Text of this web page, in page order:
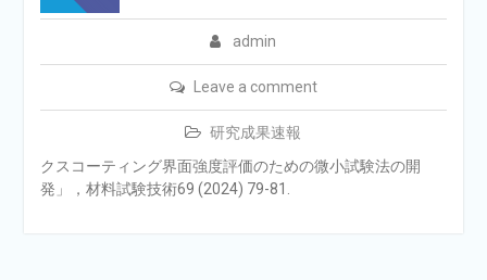
admin
Leave a comment
研究成果速報
クスコーティング界面強度評価のための微小試験法の開
発」，材料試験技術69 (2024) 79-81.